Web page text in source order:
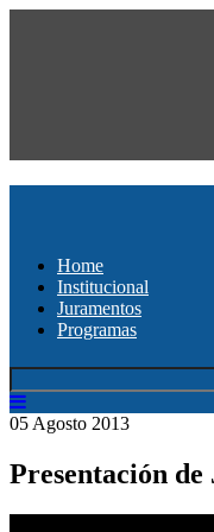
Home
Institucional
Juramentos
Programas
05 Agosto 2013
Presentación